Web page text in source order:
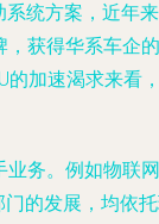
系统方案，近年来
，获得华系车企的
的加速渴求来看
业务。例如物联网
的发展，均依